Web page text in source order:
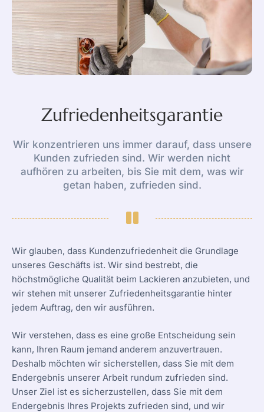
Zufriedenheitsgarantie
Wir konzentrieren uns immer darauf, dass unsere
Kunden zufrieden sind. Wir werden nicht
aufhören zu arbeiten, bis Sie mit dem, was wir
getan haben, zufrieden sind.
Wir glauben, dass Kundenzufriedenheit die Grundlage
unseres Geschäfts ist. Wir sind bestrebt, die
höchstmögliche Qualität beim Lackieren anzubieten, und
wir stehen mit unserer Zufriedenheitsgarantie hinter
jedem Auftrag, den wir ausführen.
Wir verstehen, dass es eine große Entscheidung sein
kann, Ihren Raum jemand anderem anzuvertrauen.
Deshalb möchten wir sicherstellen, dass Sie mit dem
Endergebnis unserer Arbeit rundum zufrieden sind.
Unser Ziel ist es sicherzustellen, dass Sie mit dem
Endergebnis Ihres Projekts zufrieden sind, und wir